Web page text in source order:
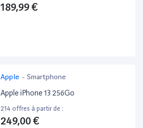
189,99 €
Apple - Smartphone
Apple iPhone 13 256Go
214 offres à partir de :
249,00 €